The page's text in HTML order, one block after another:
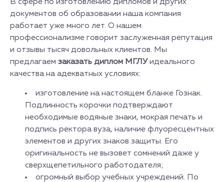
В сфере по изготовлению дипломов и других
документов об образовании наша компания
работает уже много лет. О нашем
профессионализме говорит заслуженная репутация
и отзывы тысяч довольных клиентов. Мы
предлагаем заказать диплом МГЛУ идеального
качества на адекватных условиях:
изготовление на настоящем бланке Гознак.
Подлинность корочки подтверждают
необходимые водяные знаки, мокрая печать и
подпись ректора вуза, наличие флуоресцентных
элементов и других знаков защиты. Его
оригинальность не вызовет сомнений даже у
сверхщепетильного работодателя;
огромный выбор учебных учреждений. По